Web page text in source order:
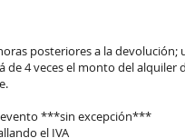
posteriores a la
de 4 veces el monto del alquiler
evento ***sin excepción***
el IVA